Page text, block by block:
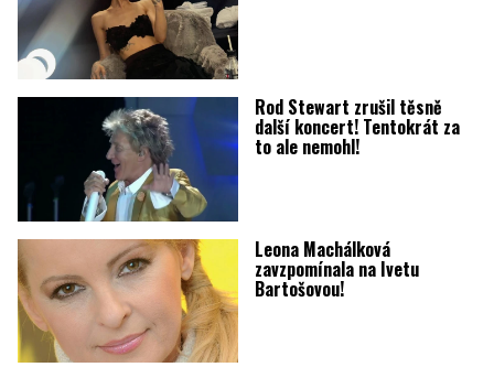
Rod Stewart zrušil těsně
další koncert! Tentokrát za
to ale nemohl!
Leona Machálková
zavzpomínala na Ivetu
Bartošovou!